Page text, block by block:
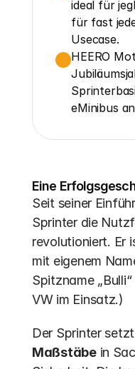
ideal für
für fast
Usecase.
HEERO
eMinibus
Eine
Seit seiner
Sprinter die
revolutioniert. Er
mit eigenem
Spitzname
VW im Einsatz.)
Der Sprinter setzt
Maßstäbe in